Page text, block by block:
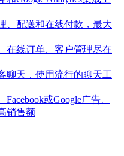
、配送和在线付款，最大
在线订单、客户管理尽在
聊天，使用流行的聊天工
或Google广告、
销售额